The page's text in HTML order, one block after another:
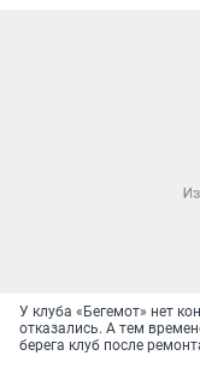
У клуба «Бегемот» нет
отказались. А тем
берега клуб после